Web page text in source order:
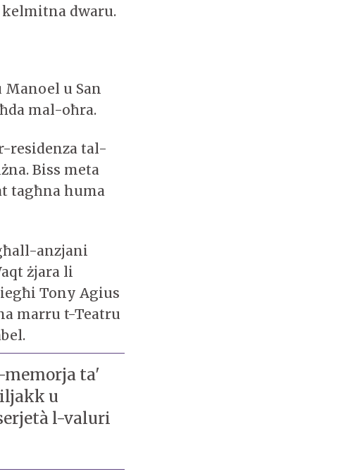
dwaru.
u San
mal-oħra.
residenza tal-
Biss meta
tagħna huma
anzjani
żjara li
Tony Agius
marru t-Teatru
ta'
u
l-valuri